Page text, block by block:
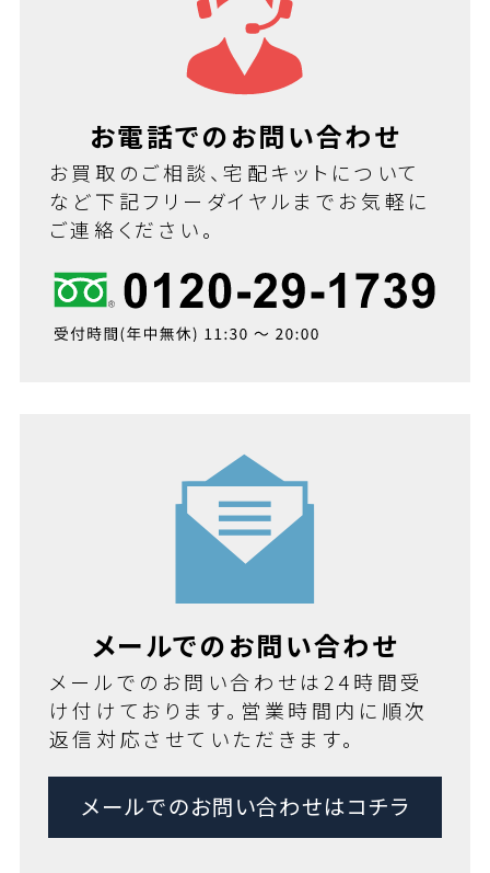
お電話でのお問い合わせ
お買取のご相談、宅配キットについて
など下記フリーダイヤルまでお気軽に
ご連絡ください。
メールでのお問い合わせ
メールでのお問い合わせは24時間受
け付けております。営業時間内に順次
返信対応させていただきます。
メールでのお問い合わせはコチラ